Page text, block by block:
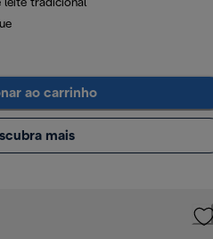
leite tradicional
ao carrinho
mais